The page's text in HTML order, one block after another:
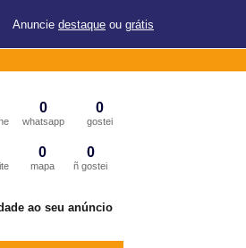
Anuncie destaque ou grátis
0
whatsapp
0
gostei
0
mapa
0
ñ gostei
ao seu anúncio